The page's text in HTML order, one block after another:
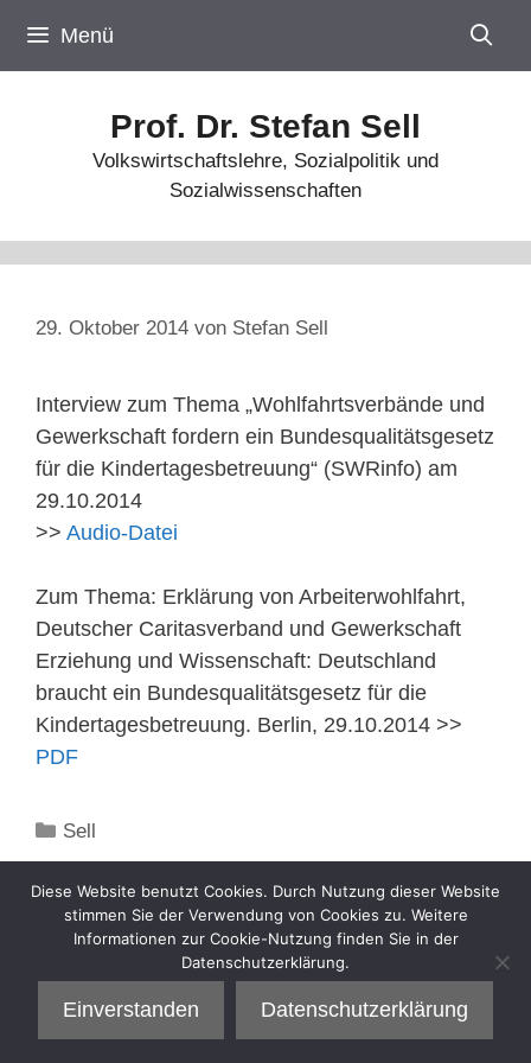
Inhalt
springen
Menü
Prof. Dr. Stefan Sell
Volkswirtschaftslehre, Sozialpolitik und
Sozialwissenschaften
29. Oktober 2014 von Stefan Sell
Interview zum Thema „Wohlfahrtsverbände und
Gewerkschaft fordern ein Bundesqualitätsgesetz
für die Kindertagesbetreuung“ (SWRinfo) am
29.10.2014
>> Audio-Datei
Zum Thema: Erklärung von Arbeiterwohlfahrt,
Deutscher Caritasverband und Gewerkschaft
Erziehung und Wissenschaft: Deutschland
braucht ein Bundesqualitätsgesetz für die
Kindertagesbetreuung. Berlin, 29.10.2014 >>
PDF
Kategorien
Sell
Diese Website benutzt Cookies. Durch Nutzung dieser Website
stimmen Sie der Verwendung von Cookies zu. Weitere
Informationen zur Cookie-Nutzung finden Sie in der
Datenschutzerklärung.
Einverstanden Datenschutzerklärung